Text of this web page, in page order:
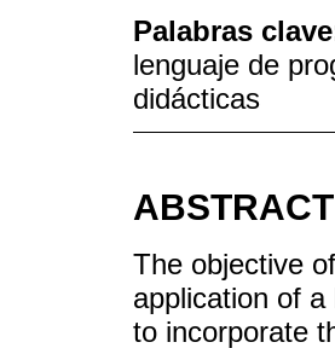
Palabras
lenguaje de
didácticas
ABSTRACT
The objective
application of
to incorporate